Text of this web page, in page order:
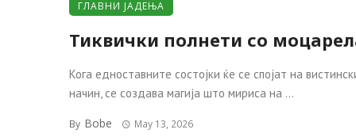
ГЛАВНИ ЈАДЕЊА
Тиквички полнети со
Кога едноставните состојки ќе се спојат на
начин, се создава магија што мириса на ...
By Bobe May 13, 2026